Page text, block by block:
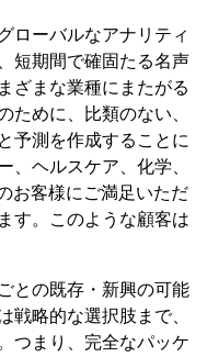
ローバルなアナリティ
短期間で確固たる名声
ざまな業種にまたがる
ために、比類のない、
予測を作成することに
、ヘルスケア、化学、
お客様にご満足いただ
す。このような顧客は
との既存・新興の可能
戦略的な選択肢まで、
つまり、完全なパッケ